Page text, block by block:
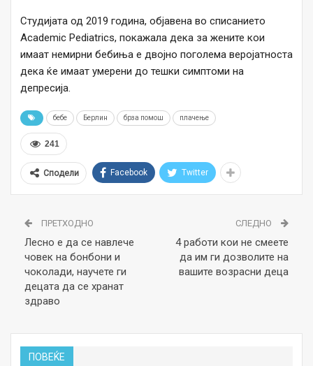
Студијата од 2019 година, објавена во списанието
Academic Pediatrics, покажала дека за жените кои
имаат немирни бебиња е двојно поголема веројатноста
дека ќе имаат умерени до тешки симптоми на
депресија.
бебе Берлин брза помош плачење
241
Сподели Facebook Twitter
ПРЕТХОДНО
Лесно е да се навлече
човек на бонбони и
чоколади, научете ги
децата да се хранат
здраво
СЛЕДНО
4 работи кои не смеете
да им ги дозволите на
вашите возрасни деца
ПОВЕЌЕ